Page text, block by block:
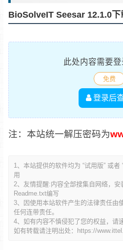
BioSolveIT Seesar 12.1.0下
此处内容需要
免费
登录后
注：本站统一解压密码为
1、本站提供的软件均为 “试用版” 或者
用
2、友情提醒:内容全部搜集自网络，安
Readme.txt编写
3、因使用本站软件产生的法律责任由
任何连带责任。
4、如有内容不慎侵犯了您的权益，请
如有转载请注明出处：
https://